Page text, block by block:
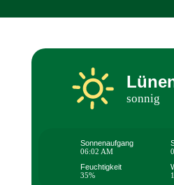
sonnig
Sonnenaufgang
06:02 AM
Feuchtigkeit
35%